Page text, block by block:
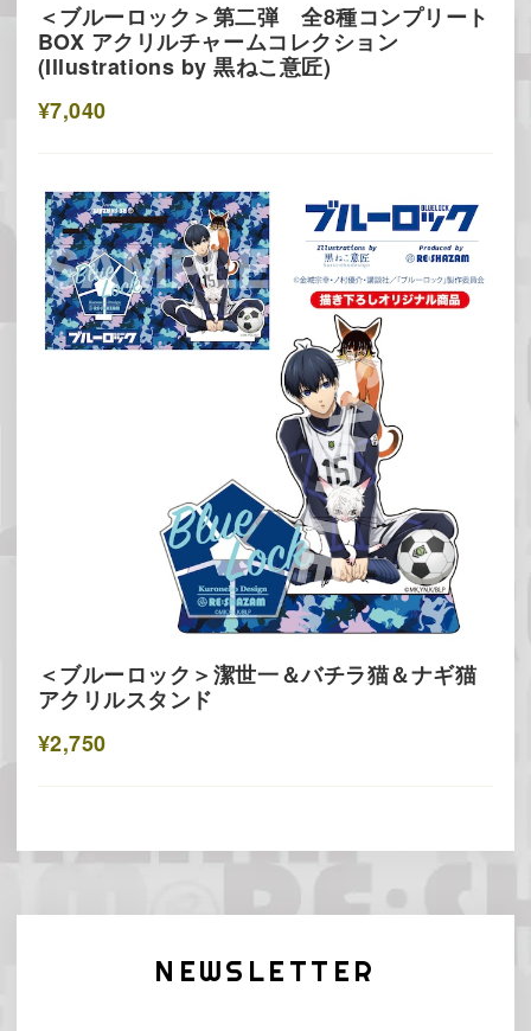
＜ブルーロック＞第二弾 全8種コンプリート
BOX アクリルチャームコレクション
(Illustrations by 黒ねこ意匠)
¥7,040
＜ブルーロック＞潔世一＆バチラ猫＆ナギ猫
アクリルスタンド
¥2,750
NEWSLETTER